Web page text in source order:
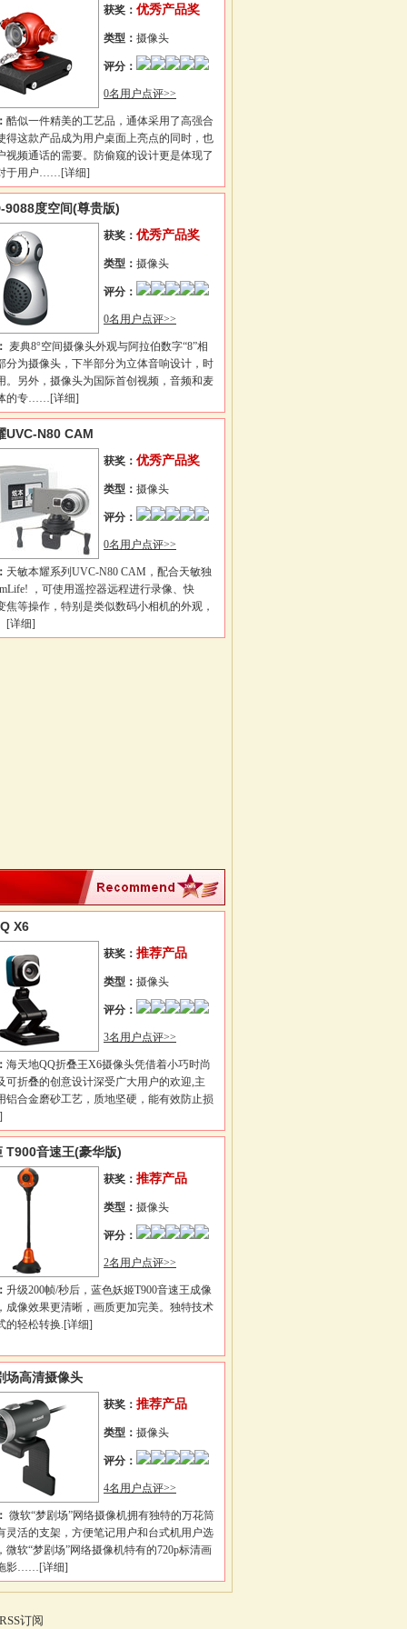
获奖： 优秀产品奖
类型： 摄像头
评分：
0名用户点评>>
酷似一件精美的工艺品，通体采用了高强合
得这款产品成为用户桌面上亮点的同时，也
视频通话的需要。防偷窥的设计更是体现了
于用户……[详细]
9088度空间(尊贵版)
获奖： 优秀产品奖
类型： 摄像头
评分：
0名用户点评>>
麦典8°空间摄像头外观与阿拉伯数字“8”相
分为摄像头，下半部分为立体音响设计，时
。另外，摄像头为国际首创视频，音频和麦
的专……[详细]
UVC-N80 CAM
获奖： 优秀产品奖
类型： 摄像头
评分：
0名用户点评>>
天敏本耀系列UVC-N80 CAM，配合天敏独
，可使用遥控器远程进行录像、快
焦等操作，特别是类似数码小相机的外观，
[详细]
X6
获奖： 推荐产品
类型： 摄像头
评分：
3名用户点评>>
海天地QQ折叠王X6摄像头凭借着小巧时尚
可折叠的创意设计深受广大用户的欢迎,主
铝合金磨砂工艺，质地坚硬，能有效防止损
T900音速王(豪华版)
获奖： 推荐产品
类型： 摄像头
评分：
2名用户点评>>
升级200帧/秒后，蓝色妖姬T900音速王成像
成像效果更清晰，画质更加完美。独特技术
的轻松转换.[详细]
场高清摄像头
获奖： 推荐产品
类型： 摄像头
评分：
4名用户点评>>
微软“梦剧场”网络摄像机拥有独特的万花筒
灵活的支架，方便笔记用户和台式机用户选
微软“梦剧场”网络摄像机特有的720p标清画
影……[详细]
RSS订阅